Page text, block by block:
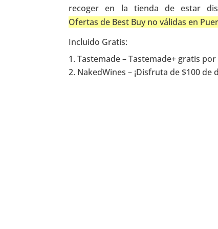
recoger en la tienda de estar
Ofertas de Best Buy no válidas en
Incluido Gratis:
Tastemade – Tastemade+ gratis
NakedWines – ¡Disfruta de $100